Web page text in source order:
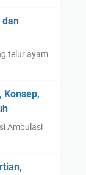
dan
telur ayam
Konsep,
Ambulasi